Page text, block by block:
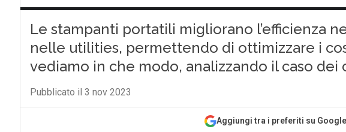
Le stampanti portatili migliorano l’efficienza
nelle utilities, permettendo di ottimizzare i
vediamo in che modo, analizzando il caso dei
Pubblicato il 3 nov 2023
Aggiungi tra i preferiti su Google